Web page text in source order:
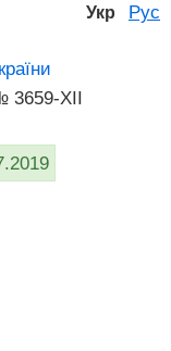
Укр Рус
3659-XII